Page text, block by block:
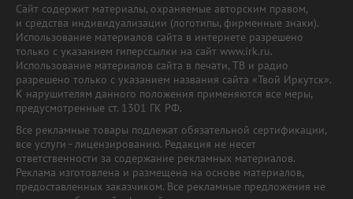
Сайт содержит материалы, охраняемые авторским правом,
и средства индивидуализации (логотипы, фирменные знаки).
Использование материалов сайта в интернете разрешено
только с указанием гиперссылки на сайт www.irk.ru.
Использование материалов сайта в печати, ТВ и радио
разрешено только с указанием названия сайта «Твой Иркутск».
К нарушителям данного положения применяются все меры,
предусмотренные ст. 1301 ГК РФ.
Все рекламные товары подлежат обязательной сертификации,
все услуги - лицензированию. Редакция не несет
ответственности за содержание рекламных материалов.
Реклама изготовлена и размещена на основе материалов,
предоставленных заказчиком. Все рекламные предложения не